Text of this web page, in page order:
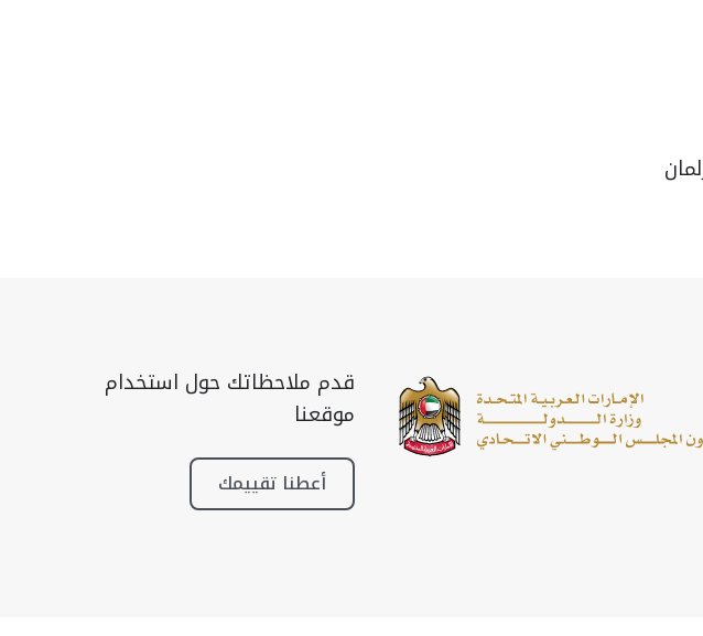
قدم ملاحظاتك حول استخدام
موقعنا
أعطنا تقييمك